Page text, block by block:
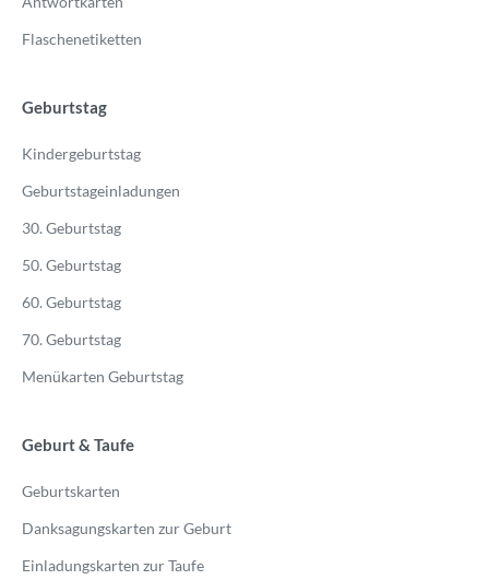
Flaschenetiketten
Geburtstag
Kindergeburtstag
Geburtstageinladungen
30. Geburtstag
50. Geburtstag
60. Geburtstag
70. Geburtstag
Menükarten Geburtstag
Geburt & Taufe
Geburtskarten
Danksagungskarten zur Geburt
Einladungskarten zur Taufe